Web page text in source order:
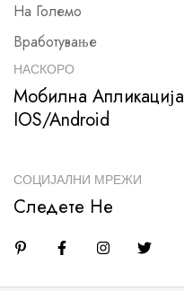
На Големо
Вработување
НАСКОРО
Мобилна Апликација
IOS/Android
СОЦИЈАЛНИ МРЕЖИ
Следете Не